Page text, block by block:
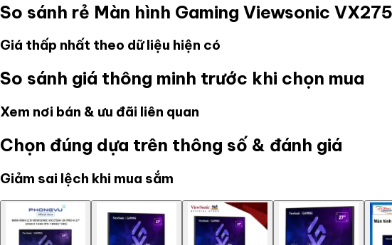
So sánh rẻ Màn hình Gaming Viewsonic
Giá thấp nhất theo dữ liệu hiện có
So sánh giá thông minh trước khi chọn mua
Xem nơi bán & ưu đãi liên quan
Chọn đúng dựa trên thông số & đánh giá
Giảm sai lệch khi mua sắm